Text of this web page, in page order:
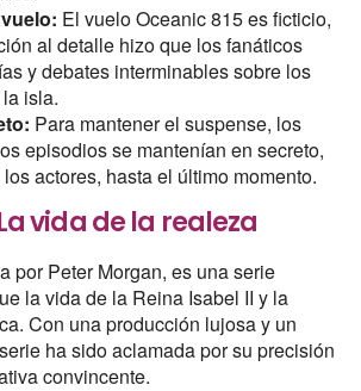
El vuelo Oceanic 815 es ficticio,
al detalle hizo que los fanáticos
y debates interminables sobre los
isla.
Para mantener el suspense, los
episodios se mantenían en secreto,
actores, hasta el último momento.
vida de la realeza
por Peter Morgan, es una serie
la vida de la Reina Isabel II y la
Con una producción lujosa y un
ha sido aclamada por su precisión
convincente.